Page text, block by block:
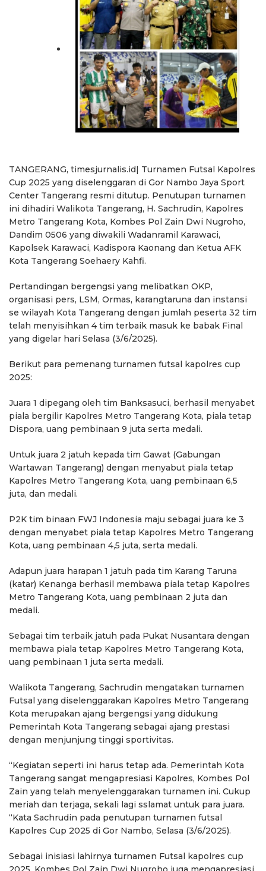
TANGERANG, timesjurnalis.id| Turnamen Futsal Kapolres
Cup 2025 yang diselenggaran di Gor Nambo Jaya Sport
Center Tangerang resmi ditutup. Penutupan turnamen
ini dihadiri Walikota Tangerang, H. Sachrudin, Kapolres
Metro Tangerang Kota, Kombes Pol Zain Dwi Nugroho,
Dandim 0506 yang diwakili Wadanramil Karawaci,
Kapolsek Karawaci, Kadispora Kaonang dan Ketua AFK
Kota Tangerang Soehaery Kahfi.
Pertandingan bergengsi yang melibatkan OKP,
organisasi pers, LSM, Ormas, karangtaruna dan instansi
se wilayah Kota Tangerang dengan jumlah peserta 32 tim
telah menyisihkan 4 tim terbaik masuk ke babak Final
yang digelar hari Selasa (3/6/2025).
Berikut para pemenang turnamen futsal kapolres cup
2025:
Juara 1 dipegang oleh tim Banksasuci, berhasil menyabet
piala bergilir Kapolres Metro Tangerang Kota, piala tetap
Dispora, uang pembinaan 9 juta serta medali.
Untuk juara 2 jatuh kepada tim Gawat (Gabungan
Wartawan Tangerang) dengan menyabut piala tetap
Kapolres Metro Tangerang Kota, uang pembinaan 6,5
juta, dan medali.
P2K tim binaan FWJ Indonesia maju sebagai juara ke 3
dengan menyabet piala tetap Kapolres Metro Tangerang
Kota, uang pembinaan 4,5 juta, serta medali.
Adapun juara harapan 1 jatuh pada tim Karang Taruna
(katar) Kenanga berhasil membawa piala tetap Kapolres
Metro Tangerang Kota, uang pembinaan 2 juta dan
medali.
Sebagai tim terbaik jatuh pada Pukat Nusantara dengan
membawa piala tetap Kapolres Metro Tangerang Kota,
uang pembinaan 1 juta serta medali.
Walikota Tangerang, Sachrudin mengatakan turnamen
Futsal yang diselenggarakan Kapolres Metro Tangerang
Kota merupakan ajang bergengsi yang didukung
Pemerintah Kota Tangerang sebagai ajang prestasi
dengan menjunjung tinggi sportivitas.
“Kegiatan seperti ini harus tetap ada. Pemerintah Kota
Tangerang sangat mengapresiasi Kapolres, Kombes Pol
Zain yang telah menyelenggarakan turnamen ini. Cukup
meriah dan terjaga, sekali lagi sslamat untuk para juara.
“Kata Sachrudin pada penutupan turnamen futsal
Kapolres Cup 2025 di Gor Nambo, Selasa (3/6/2025).
Sebagai inisiasi lahirnya turnamen Futsal kapolres cup